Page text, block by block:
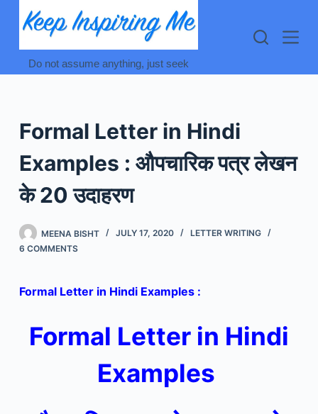
Do not assume anything, just seek
Formal Letter in Hindi
Examples : औपचारिक पत्र लेखन
के 20 उदाहरण
MEENA BISHT JULY 17, 2020
LETTER WRITING
6 COMMENTS
Formal Letter in Hindi Examples :
Formal Letter in Hindi
Examples